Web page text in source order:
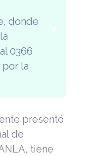
donde
0366
por la
×
presentó
de
tiene